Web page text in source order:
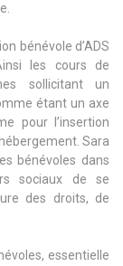
bénévole d’ADS
les cours de
sollicitant un
étant un axe
pour l’insertion
Sara
bénévoles dans
sociaux de se
des droits, de
essentielle